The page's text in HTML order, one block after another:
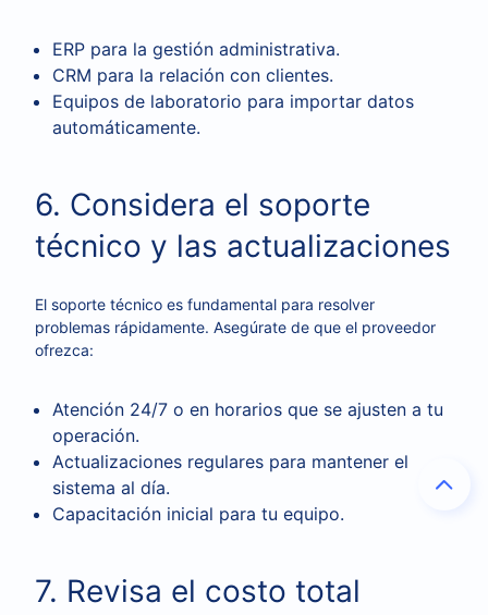
ERP para la gestión administrativa.
CRM para la relación con clientes.
Equipos de laboratorio para importar datos
automáticamente.
6. Considera el soporte
técnico y las actualizaciones
El soporte técnico es fundamental para resolver
problemas rápidamente. Asegúrate de que el proveedor
ofrezca:
Atención 24/7 o en horarios que se ajusten a tu
operación.
Actualizaciones regulares para mantener el
sistema al día.
Capacitación inicial para tu equipo.
7. Revisa el costo total